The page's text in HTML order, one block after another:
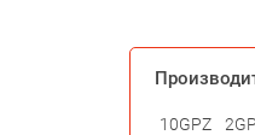
10GPZ